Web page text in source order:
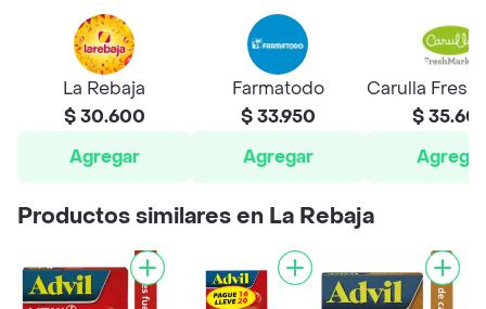
La Rebaja
$ 30.600
Agregar
Farmatodo
$ 33.950
Agregar
Carulla
$
Agregar
Productos similares en La Rebaja